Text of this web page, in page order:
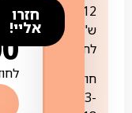
12:
79
ש"ח
לחודש
חודשים
13-
חזרו
אליי!